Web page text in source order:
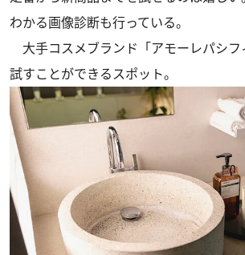
わかる画像診断も行っている。
大手コスメブランド「アモーレパシフ
試すことができるスポット。